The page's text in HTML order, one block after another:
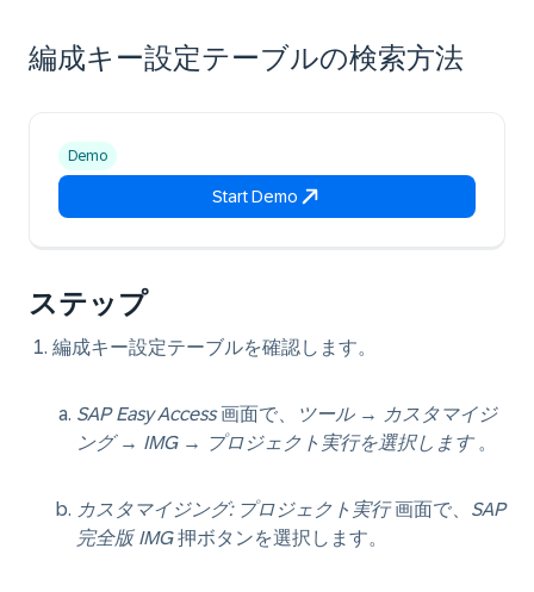
編成キー設定テーブルの検索方法
Demo
Start Demo
ステップ
編成キー設定テーブルを確認します。
SAP Easy Access画面で、 ツール→
カスタマイジ
ング→ IMG→ プロジェクト実行を選択します。
カスタマイジング: プロジェクト実行画面で、 SAP
完全版 IMG押ボタンを選択します。